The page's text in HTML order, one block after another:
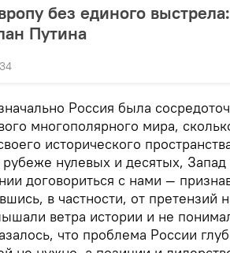
без единого
Путина
Россия была
многополярного мира,
исторического
рубеже нулевых и десятых,
договориться с нами —
в частности, от претензий
ветра истории и не
что проблема России